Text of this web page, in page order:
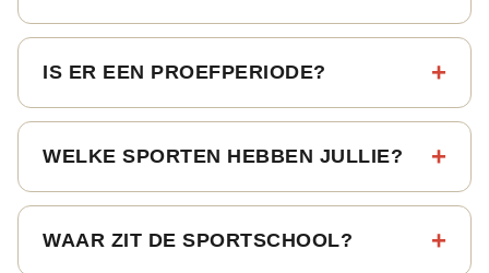
IS ER EEN PROEFPERIODE?
WELKE SPORTEN HEBBEN JULLIE?
WAAR ZIT DE SPORTSCHOOL?